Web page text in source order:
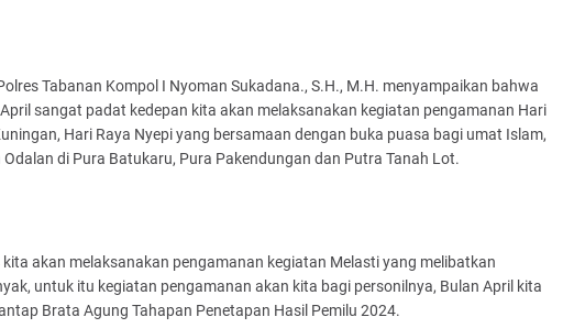
Tabanan Kompol I Nyoman Sukadana., S.H., M.H. menyampaikan bahwa
sangat padat kedepan kita akan melaksanakan kegiatan pengamanan Hari
Hari Raya Nyepi yang bersamaan dengan buka puasa bagi umat Islam,
di Pura Batukaru, Pura Pakendungan dan Putra Tanah Lot.
akan melaksanakan pengamanan kegiatan Melasti yang melibatkan
untuk itu kegiatan pengamanan akan kita bagi personilnya, Bulan April kita
Brata Agung Tahapan Penetapan Hasil Pemilu 2024.